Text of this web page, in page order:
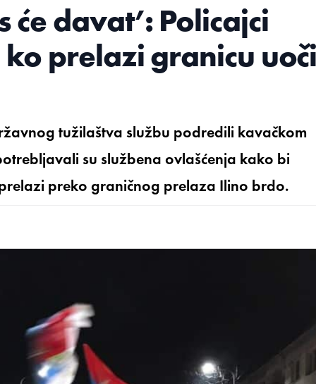
davat’: Policajci
prelazi granicu
tužilaštva službu podredili kavačkom
su službena ovlašćenja kako bi
preko graničnog prelaza Ilino brdo.